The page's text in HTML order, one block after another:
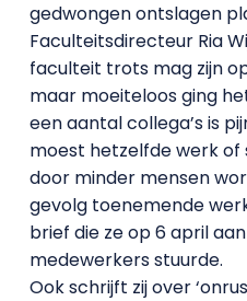
gedwongen ontslagen
Faculteitsdirecteur Ria
faculteit trots mag zijn
maar moeiteloos ging
een aantal collega’s is
moest hetzelfde werk of
door minder mensen
gevolg toenemende
brief die ze op 6 april
medewerkers stuurde.
Ook schrijft zij over